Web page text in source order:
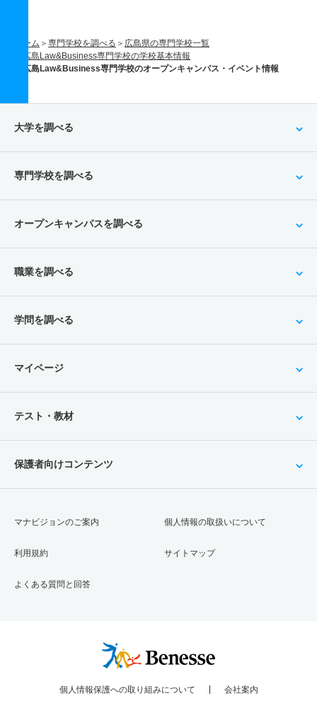
ホーム 専門学校を調べる
広島県の専門学校一覧
広島Law&Business専門学校の学校基本情報
広島Law&Business専門学校のオープンキャンパス・イベント情報
大学を調べる
専門学校を調べる
オープンキャンパスを調べる
職業を調べる
学問を調べる
マイページ
テスト・教材
保護者向けコンテンツ
マナビジョンのご案内
利用規約
よくある質問と回答
個人情報の取扱いについて
サイトマップ
個人情報保護への取り組みについて 会社案内